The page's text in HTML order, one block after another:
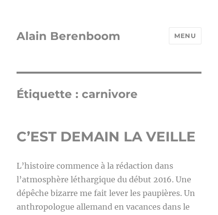
Alain Berenboom MENU
Étiquette :carnivore
C’EST DEMAIN LA VEILLE
L’histoire commence à la rédaction dans
l’atmosphère léthargique du début 2016. Une
dépêche bizarre me fait lever les paupières. Un
anthropologue allemand en vacances dans le